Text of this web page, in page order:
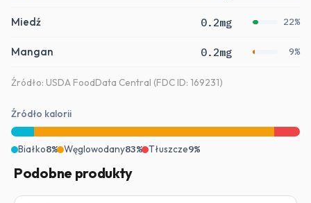
Miedź 0.2mg 22%
Mangan 0.2mg 9%
Źródło: USDA FoodData Central (FDC ID: 169231)
Źródło kalorii
Białko8% Węglowodany83% Tłuszcze9%
Podobne produkty